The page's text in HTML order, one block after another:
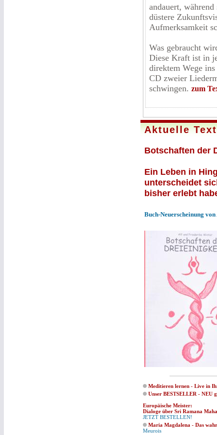
andauert,
düstere
Aufmerksamkeit
Was gebraucht
Diese Kraft ist in
direktem Wege
CD zweier
schwingen. zum
Aktuelle
Botschaften der
Ein Leben in
unterscheidet
bisher erlebt
Buch-Neuerscheinung
Meditieren lernen - Live in
Unser BESTSELLER - NEU
Europäische Meister:
Dialoge über Sri Ramana
JETZT BESTELLEN!
Maria Magdalena - Das
Meurois